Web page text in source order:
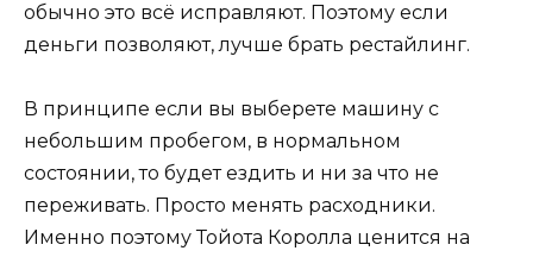
обычно это всё исправляют. Поэтому если
деньги позволяют, лучше брать рестайлинг.
В принципе если вы выберете машину с
небольшим пробегом, в нормальном
состоянии, то будет ездить и ни за что не
переживать. Просто менять расходники.
Именно поэтому Тойота Королла ценится на